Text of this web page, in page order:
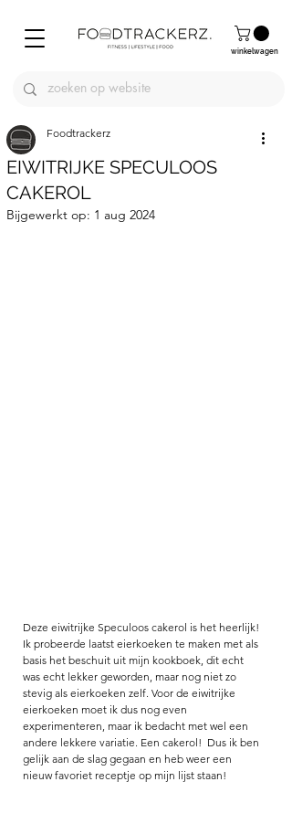
winkelwagen
EIWITRIJKE SPECULOOS
CAKEROL
Foodtrackerz
Bijgewerkt op: 1 aug 2024
Deze eiwitrijke Speculoos cakerol is het heerlijk!
Ik probeerde laatst eierkoeken te maken met als
basis het beschuit uit mijn kookboek, dit echt
was echt lekker geworden, maar nog niet zo
stevig als eierkoeken zelf. Voor de eiwitrijke
eierkoeken moet ik dus nog even
experimenteren, maar ik bedacht met wel een
andere lekkere variatie. Een cakerol!  Dus ik ben
gelijk aan de slag gegaan en heb weer een
nieuw favoriet receptje op mijn lijst staan!